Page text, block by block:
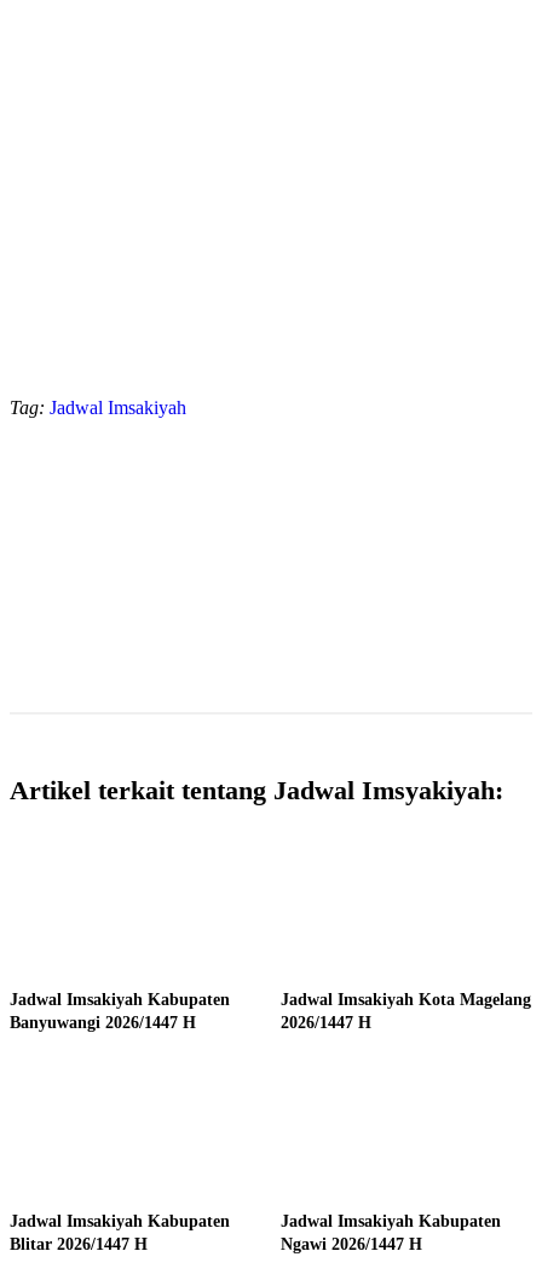
Tag: Jadwal Imsakiyah
Artikel terkait tentang Jadwal Imsyakiyah:
Jadwal Imsakiyah Kabupaten
Banyuwangi 2026/1447 H
Jadwal Imsakiyah Kota Magelang
2026/1447 H
Jadwal Imsakiyah Kabupaten
Blitar 2026/1447 H
Jadwal Imsakiyah Kabupaten
Ngawi 2026/1447 H